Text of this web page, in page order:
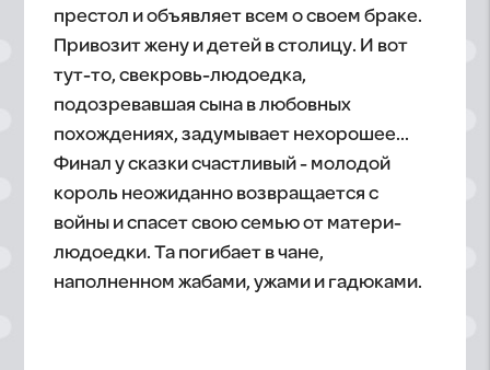
престол и объявляет всем о своем браке.
Привозит жену и детей в столицу. И вот
тут-то, свекровь-людоедка,
подозревавшая сына в любовных
похождениях, задумывает нехорошее…
Финал у сказки счастливый - молодой
король неожиданно возвращается с
войны и спасет свою семью от матери-
людоедки. Та погибает в чане,
наполненном жабами, ужами и гадюками.